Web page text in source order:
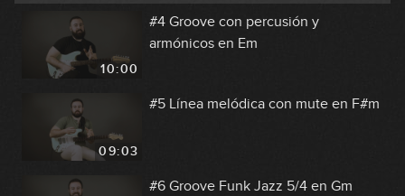
10:00
#4 Groove con percusión y
armónicos en Em
09:03
#5 Línea melódica con mute en F#m
#6 Groove Funk Jazz 5/4 en Gm